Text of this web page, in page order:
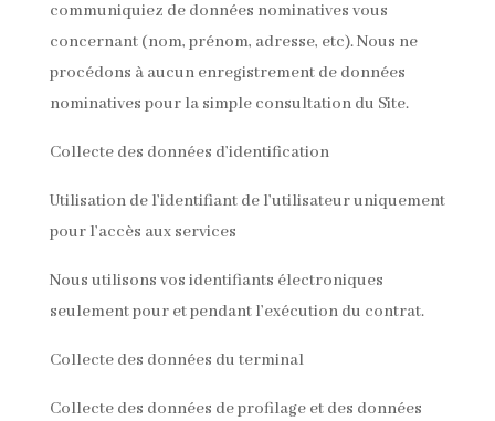
communiquiez de données nominatives vous
concernant (nom, prénom, adresse, etc). Nous ne
procédons à aucun enregistrement de données
nominatives pour la simple consultation du Site.
Collecte des données d’identification
Utilisation de l’identifiant de l’utilisateur uniquement
pour l’accès aux services
Nous utilisons vos identifiants électroniques
seulement pour et pendant l’exécution du contrat.
Collecte des données du terminal
Collecte des données de profilage et des données